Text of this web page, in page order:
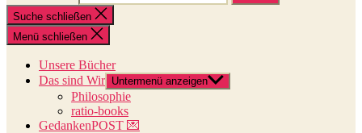
Suche schließen
Menü schließen
Unsere Bücher
Das sind Wir Untermenü anzeigen
Philosophie
ratio-books
GedankenPOST 💌